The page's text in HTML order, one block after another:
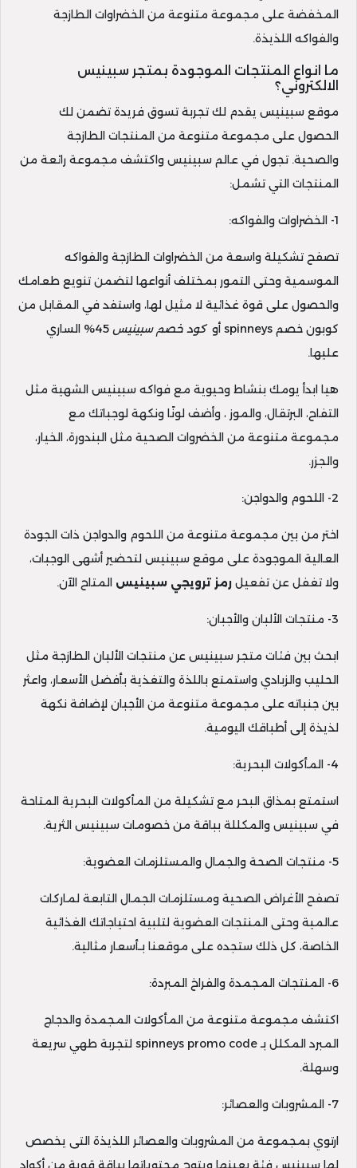
المخفضة على مجموعة متنوعة من الخضراوات الطازجة
والفواكه اللذيذة.
ما انواع المنتجات الموجودة بمتجر سبينيس
الالكتروني؟
موقع سبينيس يقدم لك تجربة تسوق فريدة تضمن لك
الحصول على مجموعة متنوعة من المنتجات الطازجة
والصحية. تجول في عالم سبينيس واكتشف مجموعة رائعة من
المنتجات التي تشمل:
1- الخضراوات والفواكه:
تصفح تشكيلة واسعة من الخضراوات الطازجة والفواكه
الموسمية وحتى التمور بمختلف أنواعها لتضمن تنويع طعامك
والحصول على قوة غذائية لا مثيل لها، واستفد في المقابل من
كوبون خصم spinneys أو
كود خصم سبينيس
45% الساري
عليها.
هيا ابدأ يومك بنشاط وحيوية مع فواكه سبينيس الشهية مثل
التفاح، البرتقال، والموز ، وأضف لونًا ونكهة لوجباتك مع
مجموعة متنوعة من الخضروات الصحية مثل البندورة، الخيار،
والجزر.
2- اللحوم والدواجن:
اختر من بين مجموعة متنوعة من اللحوم والدواجن ذات الجودة
العالية الموجودة على موقع سبينيس لتحضير أشهى الوجبات،
ولا تغفل عن تفعيل رمز ترويجي سبينيس المتاح الآن.
3- منتجات الألبان والأجبان:
ابحث بين فئات متجر سبينيس عن منتجات الألبان الطازجة مثل
الحليب والزبادي واستمتع باللذة والتغذية بأفضل الأسعار، واعثر
بين جنباته على مجموعة متنوعة من الأجبان لإضافة نكهة
لذيذة إلى أطباقك اليومية.
4- المأكولات البحرية:
استمتع بمذاق البحر مع تشكيلة من المأكولات البحرية المتاحة
في سبينيس والمكللة بباقة من خصومات سبينيس الثرية.
5- منتجات الصحة والجمال والمستلزمات العضوية:
تصفح الأغراض الصحية ومستلزمات الجمال التابعة لماركات
عالمية وحتى المنتجات العضوية لتلبية احتياجاتك الغذائية
الخاصة، كل ذلك ستجده على موقعنا بـأسعار مثالية.
6- المنتجات المجمدة والفراخ المبردة:
اكتشف مجموعة متنوعة من المأكولات المجمدة والدجاج
المبرد المكلل بـ spinneys promo code لتجربة طهي سريعة
وسهلة.
7- المشروبات والعصائر:
ارتوي بمجموعة من المشروبات والعصائر اللذيذة التى يخصص
لها سبينيس فئة بعينها ويتوج محتوياتها بباقة قوية من أكواد